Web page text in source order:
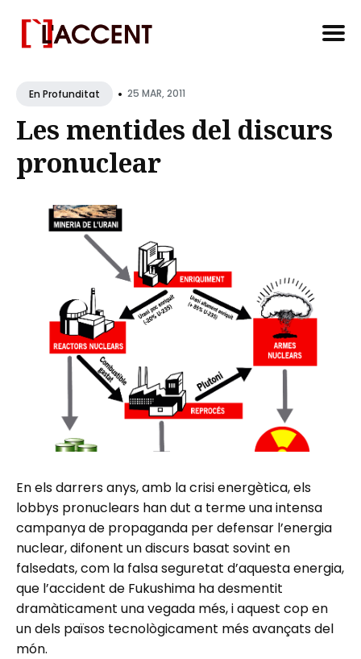
forEn Profunditat • 25 MAR, 2011
Les mentides del discurs
pronuclear
En els darrers anys, amb la crisi energètica, els
lobbys pronuclears han dut a terme una intensa
campanya de propaganda per defensar l’energia
nuclear, difonent un discurs basat sovint en
falsedats, com la falsa seguretat d’aquesta energia,
que l’accident de Fukushima ha desmentit
dramàticament una vegada més, i aquest cop en
un dels països tecnològicament més avançats del
món.